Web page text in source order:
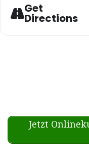
Get
Directions
Jetzt